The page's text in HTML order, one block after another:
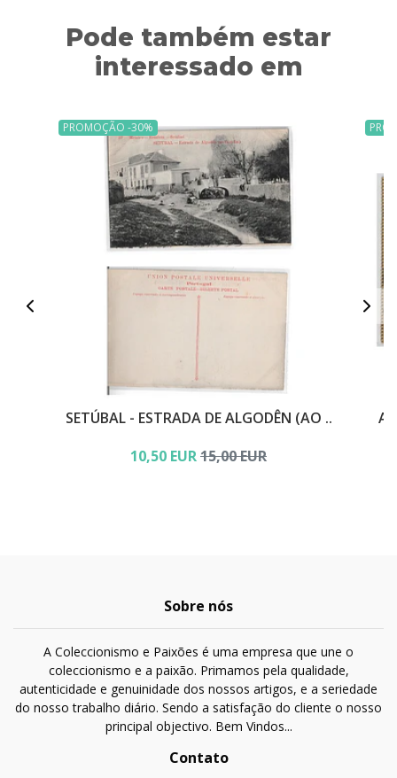
Pode também estar
interessado em
PROMOÇÃO -30%
SETÚBAL - ESTRADA DE ALGODÊN (AO ..
10,50 EUR15,00 EUR
Sobre nós
A Coleccionismo e Paixões é uma empresa que une o
coleccionismo e a paixão. Primamos pela qualidade,
autenticidade e genuinidade dos nossos artigos, e a seriedade
do nosso trabalho diário. Sendo a satisfação do cliente o nosso
principal objectivo. Bem Vindos...
Contato